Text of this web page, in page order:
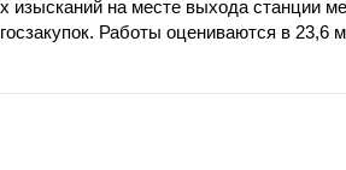
на месте выхода станции
Работы оцениваются в 23,6